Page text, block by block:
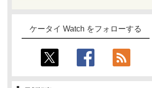
ケータイ Watch をフォローする